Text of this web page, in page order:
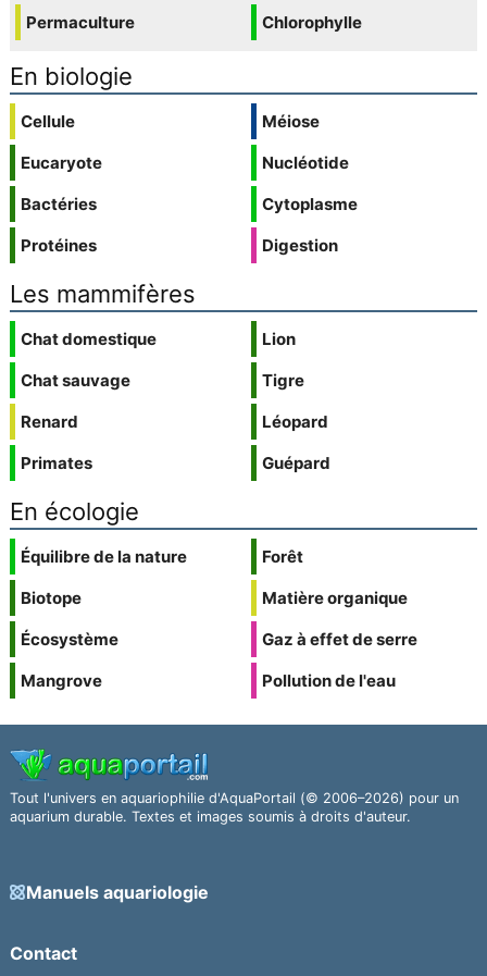
Permaculture
Chlorophylle
En biologie
Cellule
Eucaryote
Bactéries
Protéines
Méiose
Nucléotide
Cytoplasme
Digestion
Les mammifères
Chat domestique
Chat sauvage
Renard
Primates
Lion
Tigre
Léopard
Guépard
En écologie
Équilibre de la nature
Biotope
Écosystème
Mangrove
Forêt
Matière organique
Gaz à effet de serre
Pollution de l'eau
Tout l'univers en aquariophilie d'AquaPortail (© 2006–2026) pour un
aquarium durable. Textes et images soumis à droits d'auteur.
Manuels aquariologie
Contact